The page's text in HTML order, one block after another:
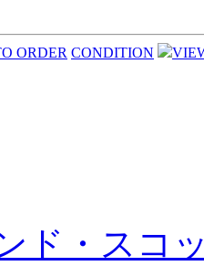
ORDER CONDITION
ド・スコ